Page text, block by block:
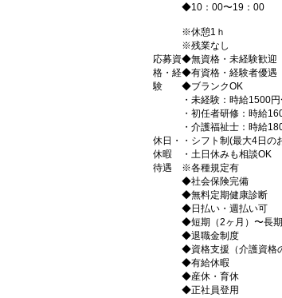
◆10：00〜19：00
※休憩1ｈ
※残業なし
応募資
格・経
験
◆無資格・未経験歓迎
◆有資格・経験者優遇
◆ブランクOK
・未経験：時給1500
・初任者研修：時給
・介護福祉士：時給
休日・
休暇
・シフト制(最大4日の
・土日休みも相談OK
待遇
※各種規定有
◆社会保険完備
◆無料定期健康診断
◆日払い・週払い可
◆短期（2ヶ月）〜長期
◆退職金制度
◆資格支援（介護資格
◆有給休暇
◆産休・育休
◆正社員登用